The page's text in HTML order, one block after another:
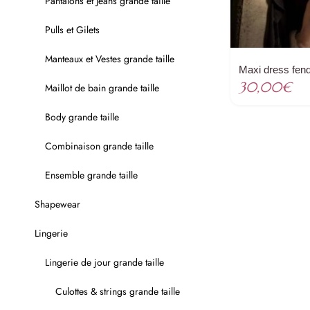
Maxi dress
30,00€
Pulls et Gilets
Manteaux et Vestes grande taille
Maillot de bain grande taille
Body grande taille
Combinaison grande taille
Ensemble grande taille
Shapewear
Lingerie
Lingerie de jour grande taille
Culottes & strings grande taille